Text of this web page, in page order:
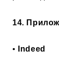
14.
• Indeed